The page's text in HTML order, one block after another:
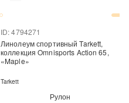
Рулон
ID: 4794271
Линолеум спортивный Tarkett,
коллекция Omnisports Action 65,
«Maple»
Tarkett